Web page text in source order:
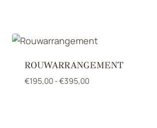
ROUWARRANGEMENT
€195,00-€395,00Prijsklasse: